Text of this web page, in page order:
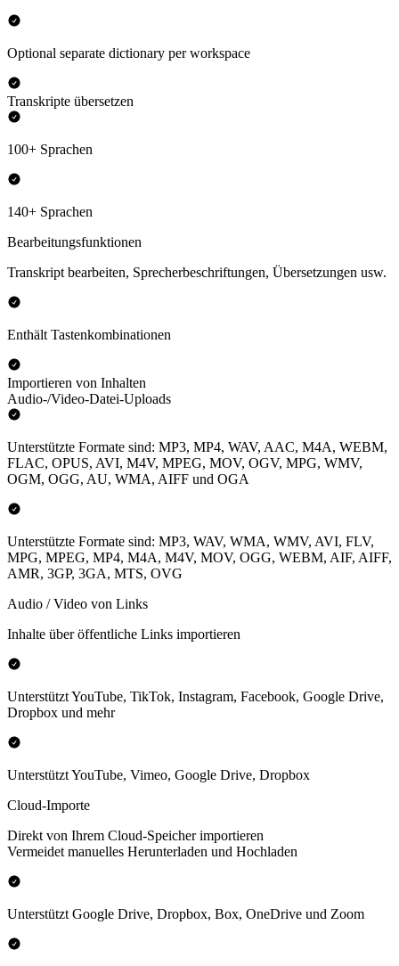
Optional separate dictionary per workspace
Transkripte übersetzen
100+ Sprachen
140+ Sprachen
Bearbeitungsfunktionen
Transkript bearbeiten, Sprecherbeschriftungen, Übersetzungen usw.
Enthält Tastenkombinationen
Importieren von Inhalten
Audio-/Video-Datei-Uploads
Unterstützte Formate sind: MP3, MP4, WAV, AAC, M4A, WEBM,
FLAC, OPUS, AVI, M4V, MPEG, MOV, OGV, MPG, WMV,
OGM, OGG, AU, WMA, AIFF und OGA
Unterstützte Formate sind: MP3, WAV, WMA, WMV, AVI, FLV,
MPG, MPEG, MP4, M4A, M4V, MOV, OGG, WEBM, AIF, AIFF,
AMR, 3GP, 3GA, MTS, OVG
Audio / Video von Links
Inhalte über öffentliche Links importieren
Unterstützt YouTube, TikTok, Instagram, Facebook, Google Drive,
Dropbox und mehr
Unterstützt YouTube, Vimeo, Google Drive, Dropbox
Cloud-Importe
Direkt von Ihrem Cloud-Speicher importieren
Vermeidet manuelles Herunterladen und Hochladen
Unterstützt Google Drive, Dropbox, Box, OneDrive und Zoom